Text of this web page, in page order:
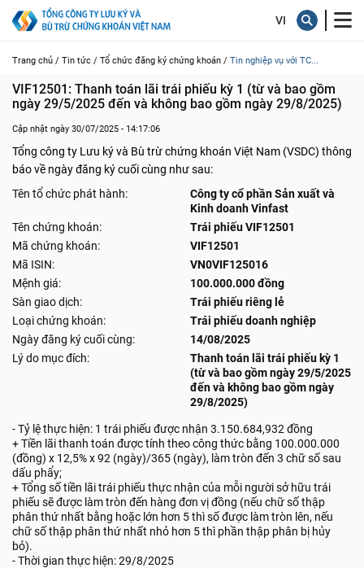
Trang chủ / Tin tức / Tổ chức đăng ký chứng khoán / Tin nghiệp vụ với TC...
VIF12501: Thanh toán lãi trái phiếu kỳ 1 (từ và bao gồm
ngày 29/5/2025 đến và không bao gồm ngày 29/8/2025)
Cập nhật ngày 30/07/2025 - 14:17:06
Tổng công ty Lưu ký và Bù trừ chứng khoán Việt Nam (VSDC) thông
báo về ngày đăng ký cuối cùng như sau:
Tên tổ chức phát hành:
Công ty cổ phần Sản xuất và
Kinh doanh Vinfast
Tên chứng khoán:
Trái phiếu VIF12501
Mã chứng khoán:
VIF12501
Mã ISIN:
VN0VIF125016
Mệnh giá:
100.000.000 đồng
Sàn giao dịch:
Trái phiếu riêng lẻ
Loại chứng khoán:
Trái phiếu doanh nghiệp
Ngày đăng ký cuối cùng:
14/08/2025
Lý do mục đích:
Thanh toán lãi trái phiếu kỳ 1
(từ và bao gồm ngày 29/5/2025
đến và không bao gồm ngày
29/8/2025)
- Tỷ lệ thực hiện: 1 trái phiếu được nhận 3.150.684,932 đồng
+ Tiền lãi thanh toán được tính theo công thức bằng 100.000.000
(đồng) x 12,5% x 92 (ngày)/365 (ngày), làm tròn đến 3 chữ số sau
dấu phẩy;
+ Tổng số tiền lãi trái phiếu thực nhận của mỗi người sở hữu trái
phiếu sẽ được làm tròn đến hàng đơn vị đồng (nếu chữ số thập
phân thứ nhất bằng hoặc lớn hơn 5 thì số được làm tròn lên, nếu
chữ số thập phân thứ nhất nhỏ hơn 5 thì phần thập phân bị hủy
bỏ).
- Thời gian thực hiện: 29/8/2025